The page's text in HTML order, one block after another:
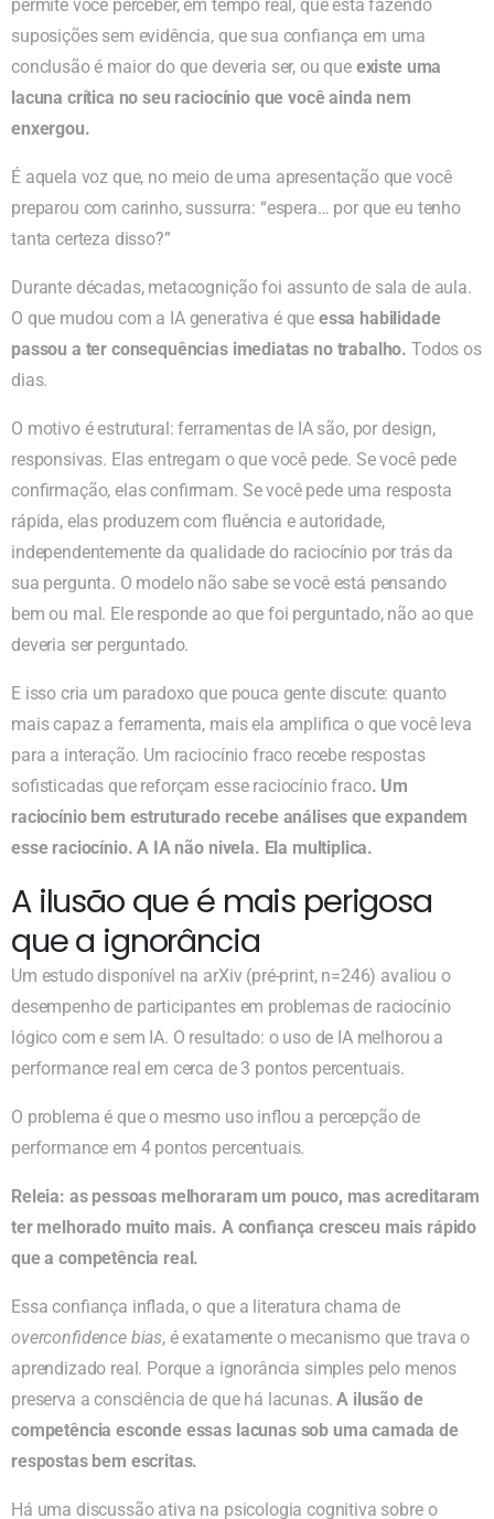
permite você perceber, em tempo real, que está fazendo
suposições sem evidência, que sua confiança em uma
conclusão é maior do que deveria ser, ou queexiste uma
lacuna crítica no seu raciocínio que você ainda nem
enxergou.
É aquela voz que, no meio de uma apresentação que você
preparou com carinho, sussurra: “espera… por que eu tenho
tanta certeza disso?”
Durante décadas, metacognição foi assunto de sala de aula.
O que mudou com a IA generativa é que essa habilidade
passou a ter consequências imediatas no trabalho. Todos os
dias.
O motivo é estrutural: ferramentas de IA são, por design,
responsivas. Elas entregam o que você pede. Se você pede
confirmação, elas confirmam. Se você pede uma resposta
rápida, elas produzem com fluência e autoridade,
independentemente da qualidade do raciocínio por trás da
sua pergunta. O modelo não sabe se você está pensando
bem ou mal. Ele responde ao que foi perguntado, não ao que
deveria ser perguntado.
E isso cria um paradoxo que pouca gente discute: quanto
mais capaz a ferramenta, mais ela amplifica o que você leva
para a interação. Um raciocínio fraco recebe respostas
sofisticadas que reforçam esse raciocínio fraco. Um
raciocínio bem estruturado recebe análises que expandem
esse raciocínio. A IA não nivela. Ela multiplica.
A ilusão que é mais perigosa
que a ignorância
Um estudo disponível na arXiv (pré-print, n=246) avaliou o
desempenho de participantes em problemas de raciocínio
lógico com e sem IA. O resultado: o uso de IA melhorou a
performance real em cerca de 3 pontos percentuais.
O problema é que o mesmo uso inflou a percepção de
performance em 4 pontos percentuais.
Releia: as pessoas melhoraram um pouco, mas acreditaram
ter melhorado muito mais. A confiança cresceu mais rápido
que a competência real.
Essa confiança inflada, o que a literatura chama de
overconfidence bias, é exatamente o mecanismo que trava o
aprendizado real. Porque a ignorância simples pelo menos
preserva a consciência de que há lacunas.A ilusão de
competência esconde essas lacunas sob uma camada de
respostas bem escritas.
Há uma discussão ativa na psicologia cognitiva sobre o